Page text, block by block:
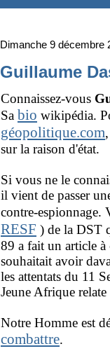
Dimanche 9 décembre
Guillaume
Connaissez-vous
Sa bio wikipédia.
géopolitique.com
sur la raison d'état.
Si vous ne le
il vient de passer
contre-espionnage.
RESF ) de la DST
89 a fait un article à
souhaitait avoir
les attentats du 11
Jeune Afrique
Notre Homme est
combattre.